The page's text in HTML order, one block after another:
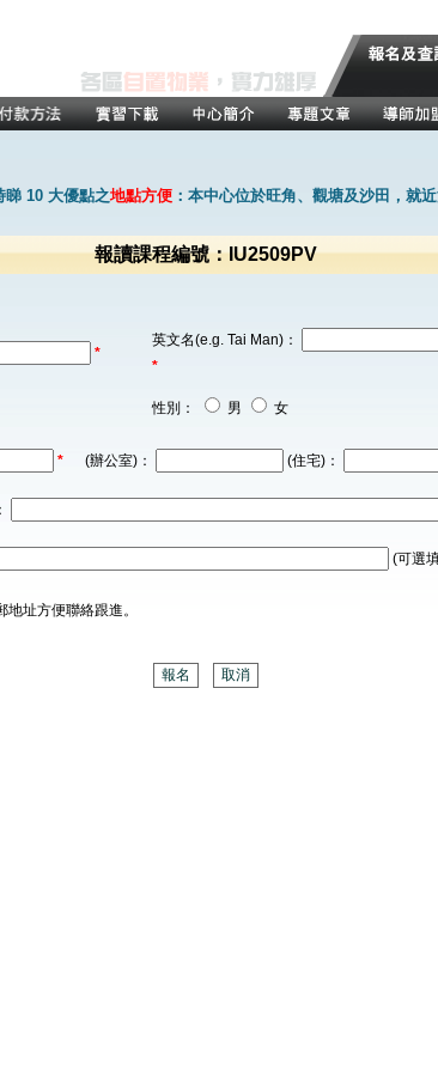
睇 10 大優點之地點方便 ：本中心位於旺角、觀塘及沙田，就
報讀課程編號：IU2509PV
*
英文名(e.g. Tai Man)：
*
性別： 男 女
* (辦公室)： (住宅)：
(可選
址方便聯絡跟進。